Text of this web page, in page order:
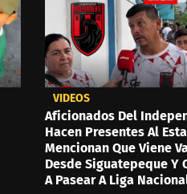
VIDEOS
Aficionados Del
Hacen Presentes Al
Mencionan Que Viene
Desde Siguatepeque Y
A Pasear A Liga